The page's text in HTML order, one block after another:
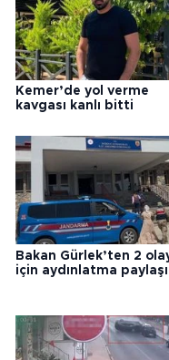
Kemer’de yol verme
kavgası kanlı bitti
Bakan Gürlek’ten 2
için aydınlatma